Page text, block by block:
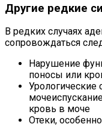
Другие редкие
В редких случаях
сопровождаться
Нарушение
поносы или
Урологические
кровь в моче
Отеки,